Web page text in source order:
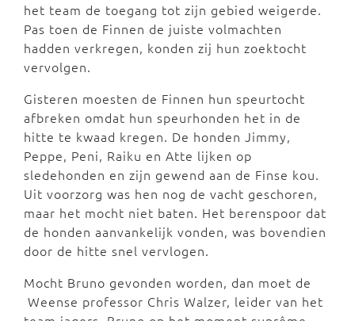
het team de toegang tot zijn gebied weigerde.
Pas toen de Finnen de juiste volmachten
hadden verkregen, konden zij hun zoektocht
vervolgen.
Gisteren moesten de Finnen hun speurtocht
afbreken omdat hun speurhonden het in de
hitte te kwaad kregen. De honden Jimmy,
Peppe, Peni, Raiku en Atte lijken op
sledehonden en zijn gewend aan de Finse kou.
Uit voorzorg was hen nog de vacht geschoren,
maar het mocht niet baten. Het berenspoor dat
de honden aanvankelijk vonden, was bovendien
door de hitte snel vervlogen.
Mocht Bruno gevonden worden, dan moet de
Weense professor Chris Walzer, leider van het